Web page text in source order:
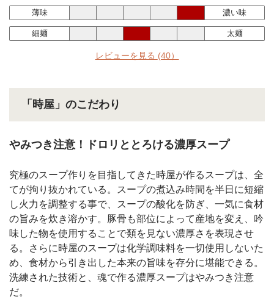
薄味 濃い味
細麺 太麺
レビューを見る (40）
「時屋」のこだわり
やみつき注意！ドロリととろける濃厚スープ
究極のスープ作りを目指してきた時屋が作るスープは、全
てが拘り抜かれている。スープの煮込み時間を半日に短縮
し火力を調整する事で、スープの酸化を防ぎ、一気に食材
の旨みを炊き溶かす。豚骨も部位によって産地を変え、吟
味した物を使用することで類を見ない濃厚さを表現させ
る。さらに時屋のスープは化学調味料を一切使用しないた
め、食材から引き出した本来の旨味を存分に堪能できる。
洗練された技術と、魂で作る濃厚スープはやみつき注意
だ。